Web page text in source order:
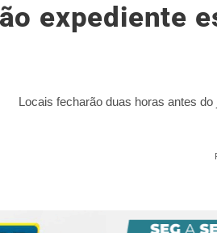
expediente
Locais fecharão duas horas antes do